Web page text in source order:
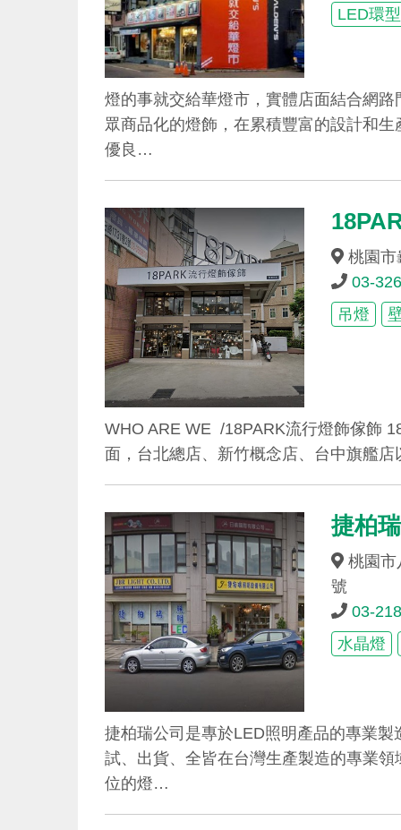
LED環
燈的事就交給華燈市，實體店面結合網
眾商品化的燈飾，在累積豐富的設計和
優良…
桃園市
03-
吊燈
WHO ARE WE /18PARK流行燈飾傢飾
面，台北總店、新竹概念店、台中旗艦
捷柏
桃園市
號
03-
水晶燈
捷柏瑞公司是專於LED照明產品的專業
試、出貨、全皆在台灣生產製造的專業
位的燈…